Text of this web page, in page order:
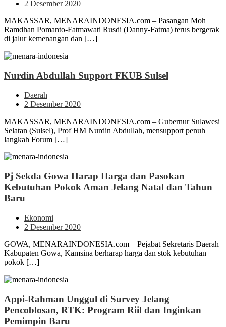
2 Desember 2020
MAKASSAR, MENARAINDONESIA.com – Pasangan Moh
Ramdhan Pomanto-Fatmawati Rusdi (Danny-Fatma) terus bergerak
di jalur kemenangan dan […]
Nurdin Abdullah Support FKUB Sulsel
Daerah
2 Desember 2020
MAKASSAR, MENARAINDONESIA.com – Gubernur Sulawesi
Selatan (Sulsel), Prof HM Nurdin Abdullah, mensupport penuh
langkah Forum […]
Pj Sekda Gowa Harap Harga dan Pasokan
Kebutuhan Pokok Aman Jelang Natal dan Tahun
Baru
Ekonomi
2 Desember 2020
GOWA, MENARAINDONESIA.com – Pejabat Sekretaris Daerah
Kabupaten Gowa, Kamsina berharap harga dan stok kebutuhan
pokok […]
Appi-Rahman Unggul di Survey Jelang
Pencoblosan, RTK: Program Riil dan Inginkan
Pemimpin Baru